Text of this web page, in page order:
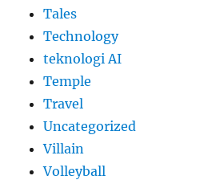
Tales
Technology
teknologi AI
Temple
Travel
Uncategorized
Villain
Volleyball